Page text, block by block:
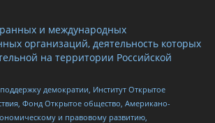
и международных
организаций, деятельность которых
на территории Российской
демократии, Институт Открытое
Фонд Открытое общество, Американо-
и правовому развитию,